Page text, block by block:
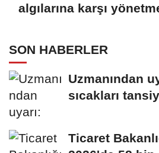
algılarına karşı
SON HABERLER
Uzmanından
sıcakları
Ticaret